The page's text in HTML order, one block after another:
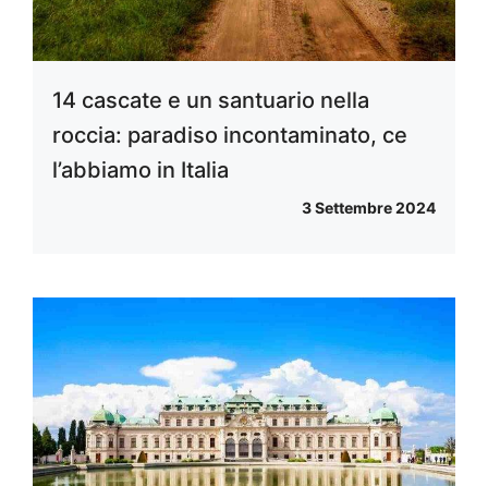
14 cascate e un santuario nella
roccia: paradiso incontaminato, ce
l’abbiamo in Italia
3 Settembre 2024